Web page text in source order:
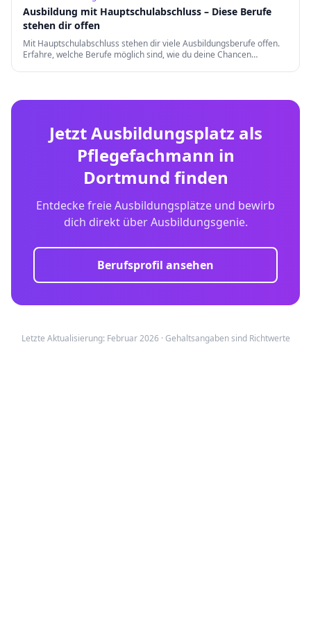
Ausbildung mit Hauptschulabschluss – Diese Berufe
stehen dir offen
Mit Hauptschulabschluss stehen dir viele Ausbildungsberufe offen.
Erfahre, welche Berufe möglich sind, wie du deine Chancen
Jetzt Ausbildungsplatz als
Pflegefachmann in
Dortmund finden
Entdecke freie Ausbildungsplätze und bewirb
dich direkt über Ausbildungsgenie.
Berufsprofil ansehen
Letzte Aktualisierung: Februar 2026 · Gehaltsangaben sind Richtwerte